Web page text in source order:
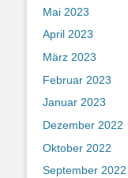
Mai 2023
April 2023
März 2023
Februar 2023
Januar 2023
Dezember 2022
Oktober 2022
September 2022